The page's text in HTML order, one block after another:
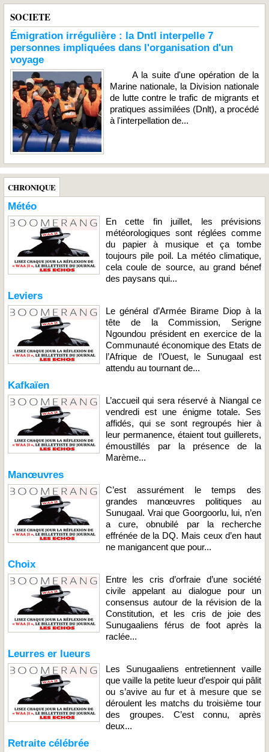
SOCIETE
Émigration irrégulière : la Dntl interpelle 7
personnes impliquées dans l'organisation d'un
voyage
A la suite d'une opération de la
Marine nationale, la Division nationale
de lutte contre le trafic de migrants et
pratiques assimilées (Dnlt), a procédé
à l'interpellation de...
CHRONIQUE
Météo
En cette fin juillet, les prévisions
météorologiques sont réglées comme
du papier à musique et ça tombe
toujours pile poil. La météo climatique,
cela coule de source, au grand bénef
des paysans qui...
Leviers
Le général d’Armée Birame Diop à la
tête de la Commission, Serigne
Ngoundou président en exercice de la
Communauté économique des Etats de
l’Afrique de l’Ouest, le Sunugaal est
attendu au tournant de...
Kafkaïen
L’accueil qui sera réservé à Niangal ce
vendredi est une énigme totale. Ses
affidés, qui se sont regroupés hier à
leur permanence, étaient tout guillerets,
émoustillés par la présence de la
Marème...
Manœuvres
C’est assurément le temps des
grandes manœuvres politiques au
Sunugaal. Vrai que Goorgoorlu, lui, n’en
a cure, obnubilé par la recherche
effrénée de la DQ. Mais ceux d’en haut
ne manigancent que pour...
Choix
Entre les cris d’orfraie d’une société
civile appelant au dialogue pour un
consensus autour de la révision de la
Constitution, et les cris de joie des
Sunugaaliens férus de foot après la
raclée...
Leurres er lueurs
Les Sunugaaliens entretiennent vaille
que vaille la petite lueur d’espoir qui pâlit
ou s’avive au fur et à mesure que se
déroulent les matchs du troisième tour
des groupes. C’est connu, après
deux...
Retraite célébrée